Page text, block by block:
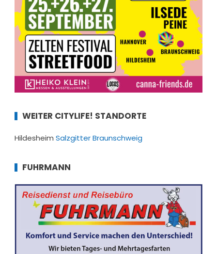
WEITER CITYLIFE! STANDORTE
Hildesheim SalzgitterBraunschweig
FUHRMANN